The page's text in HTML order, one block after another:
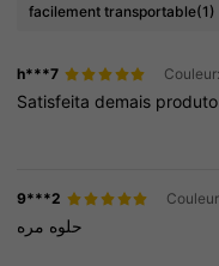
facilement transportable(1)
h***7
Satisfeitademais produto
9***2
حلوه مره